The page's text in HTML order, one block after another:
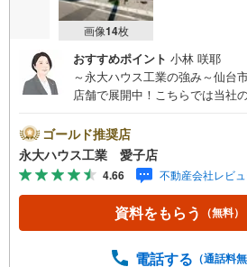
画像14枚
おすすめポイント 小林 咲耶
～永大ハウス工業の強み～仙台
店舗で展開中！こちらでは当社
地...と種別を問わず不動産を取
育施設や商業施設、子育て環境
合し、お客様により良い物件選
かりとサポートさせて頂きます
＞当社では【購入】【売却】【
など住宅に関する様々なご質問
せて頂きます。各店舗ではキッ
ゴールド推奨店
永大ハウス工業 愛子店
4.66 不動産会社レビ
資料をもらう （無料）
電話する （通話料